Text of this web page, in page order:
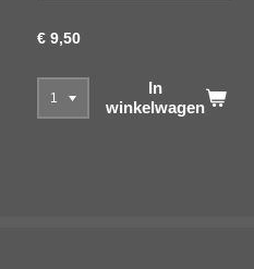
€ 9,50
In
winkelwagen